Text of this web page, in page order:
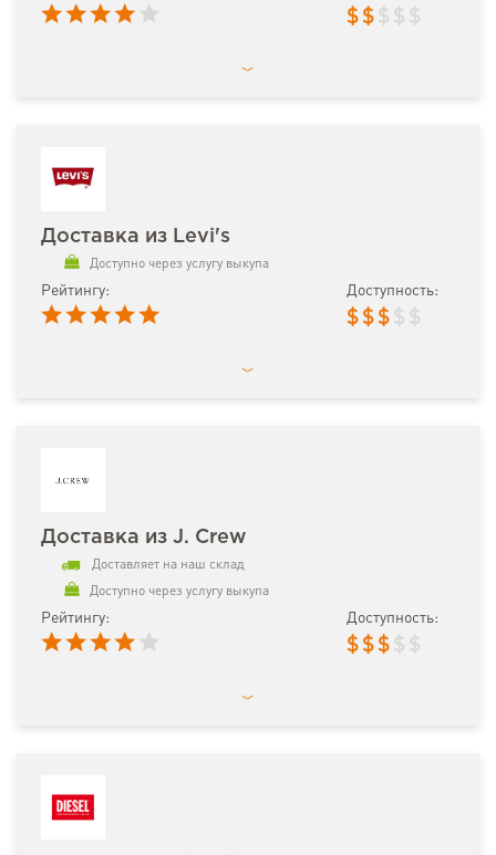
$ $ $ $ $
Доставка из Levi's
Доступно через услугу выкупа
Рейтингу: Доступность:
$ $ $ $ $
Доставка из J. Crew
Доставляет на наш склад
Доступно через услугу выкупа
Рейтингу: Доступность:
$ $ $ $ $